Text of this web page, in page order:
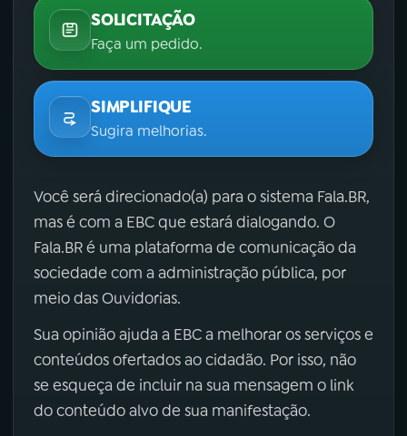
SOLICITAÇÃO
Faça um pedido.
SIMPLIFIQUE
Sugira melhorias.
Você será direcionado(a) para o sistema Fala.BR,
mas é com a EBC que estará dialogando. O
Fala.BR é uma plataforma de comunicação da
sociedade com a administração pública, por
meio das Ouvidorias.
Sua opinião ajuda a EBC a melhorar os serviços e
conteúdos ofertados ao cidadão. Por isso, não
se esqueça de incluir na sua mensagem o link
do conteúdo alvo de sua manifestação.